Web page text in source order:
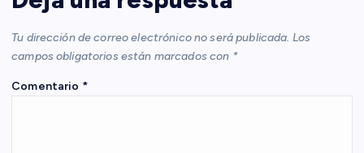
i
ó
Tu dirección de correo electrónico no será publicada. Los
campos obligatorios están marcados con *
Comentario *